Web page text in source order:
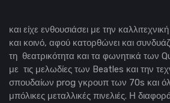
και είχε ενθουσιάσει με την
και κοινό, αφού κατορθώνει και
τη θεατρικότητα και τα φωνητικά των
με τις μελωδίες των Beatles και την
σπουδαίων prog γκρουπ των 70s και
μπόλικες μεταλλικές πινελιές. Η